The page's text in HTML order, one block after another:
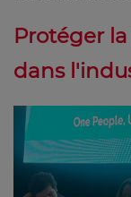
Protéger
dans